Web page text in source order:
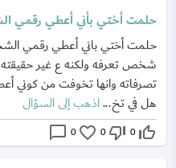
حلمت أختي بأني أعطي رقمي
حلمت أختي باني أعطي رقمي
شخص تعرفه ولكنه ع غير
تصرفاته وانها تخوفت من كوني
هل في تخ...اذهب إلى السؤال
thumb_up_off_alt
0
thumb_down_off_alt
0
favorite_border
0
chat_bubble_outline